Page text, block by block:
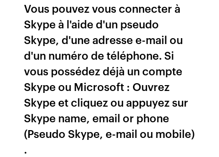
Vous pouvez vous connecter à
Skype à l'aide d'un pseudo
Skype, d'une adresse e-mail ou
d'un numéro de téléphone. Si
vous possédez déjà un compte
Skype ou Microsoft : Ouvrez
Skype et cliquez ou appuyez sur
Skype name, email or phone
(Pseudo Skype, e-mail ou mobile)
.